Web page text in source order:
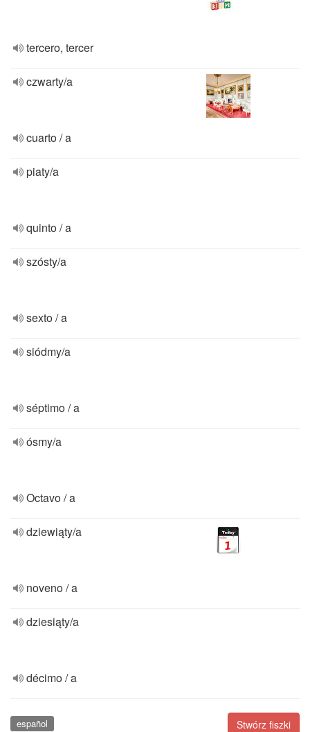
tercero, tercer
czwarty/a
cuarto / a
piaty/a
quinto / a
szósty/a
sexto / a
siódmy/a
séptimo / a
ósmy/a
Octavo / a
dziewiąty/a
noveno / a
dziesiąty/a
décimo / a
Stwórz fiszki
español